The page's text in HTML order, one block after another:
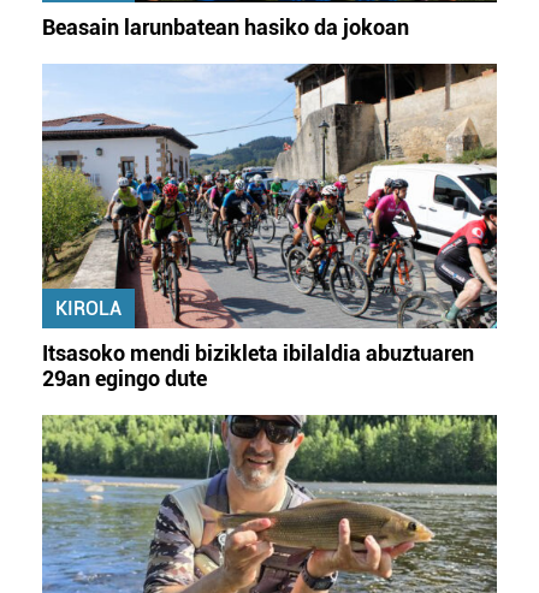
Beasain larunbatean hasiko da jokoan
KIROLA
Itsasoko mendi bizikleta ibilaldia abuztuaren
29an egingo dute